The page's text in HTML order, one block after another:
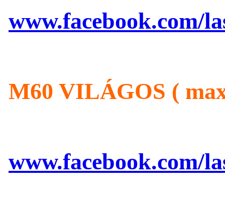
www.facebook.com/
M60 VILÁGOS (
www.facebook.com/